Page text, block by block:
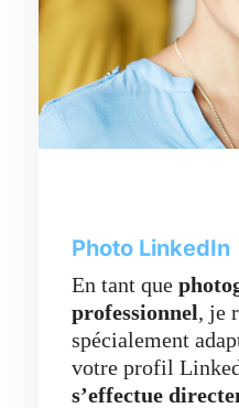
Photo LinkedIn
En tant que
professionnel, je
spécialement
votre profil
s’effectue